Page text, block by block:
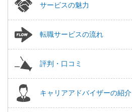
サービスの魅力
転職サービスの流れ
評判・口コミ
キャリアアドバイザーの紹介